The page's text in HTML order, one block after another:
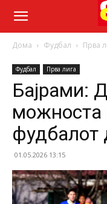
Дома Фудбал Прва
Фудбал Прва лига
Бајрами:
фудбалот
01.05.2026 13:15